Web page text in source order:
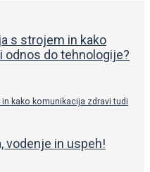
kako komunikacija zdravi tudi